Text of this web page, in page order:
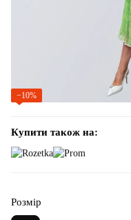
−10%
Купити також на:
Розмір